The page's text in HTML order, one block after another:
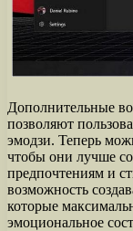
Дополнительные
позволяют
эмодзи. Теперь
чтобы они лучше
предпочтениям и
возможность
которые
эмоциональное